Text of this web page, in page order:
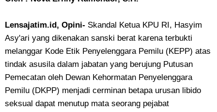
Lensajatim.id, Opini- Skandal Ketua KPU RI, Hasyim
Asy'ari yang dikenakan sanski berat karena terbukti
melanggar Kode Etik Penyelenggara Pemilu (KEPP) atas
tindak asusila dalam jabatan yang berujung Putusan
Pemecatan oleh Dewan Kehormatan Penyelenggara
Pemilu (DKPP) menjadi cerminan betapa urusan libido
seksual dapat menutup mata seorang pejabat